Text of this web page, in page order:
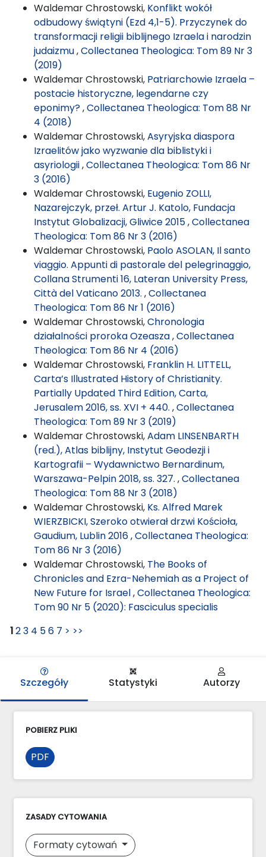
Waldemar Chrostowski, Konflikt wokół
odbudowy świątyni (Ezd 4,1-5). Przyczynek do
transformacji religii biblijnego Izraela i narodzin
judaizmu,Collectanea Theologica: Tom 89 Nr 3
(2019)
Waldemar Chrostowski, Patriarchowie Izraela –
postacie historyczne, legendarne czy
eponimy?,Collectanea Theologica: Tom 88 Nr
4 (2018)
Waldemar Chrostowski,Asyryjska diaspora
Izraelitów jako wyzwanie dla biblistyki i
asyriologii,Collectanea Theologica: Tom 86 Nr
3 (2016)
Waldemar Chrostowski, Eugenio ZOLLI,
Nazarejczyk, przeł. Artur J. Katolo, Fundacja
Instytut Globalizacji, Gliwice 2015,Collectanea
Theologica: Tom 86 Nr 3 (2016)
Waldemar Chrostowski, Paolo ASOLAN, Il santo
viaggio. Appunti di pastorale del pelegrinaggio,
Collana Strumenti 16, Lateran University Press,
Città del Vaticano 2013. ,Collectanea
Theologica: Tom 86 Nr 1 (2016)
Waldemar Chrostowski,Chronologia
działalności proroka Ozeasza,Collectanea
Theologica: Tom 86 Nr 4 (2016)
Waldemar Chrostowski, Franklin H. LITTELL,
Carta’s Illustrated History of Christianity.
Partially Updated Third Edition, Carta,
Jerusalem 2016, ss. XVI + 440. ,Collectanea
Theologica: Tom 89 Nr 3 (2019)
Waldemar Chrostowski,Adam LINSENBARTH
(red.), Atlas biblijny, Instytut Geodezji i
Kartografii – Wydawnictwo Bernardinum,
Warszawa-Pelpin 2018, ss. 327. ,Collectanea
Theologica: Tom 88 Nr 3 (2018)
Waldemar Chrostowski, Ks. Alfred Marek
WIERZBICKI, Szeroko otwierał drzwi Kościoła,
Gaudium, Lublin 2016,Collectanea Theologica:
Tom 86 Nr 3 (2016)
Waldemar Chrostowski, The Books of
Chronicles and Ezra-Nehemiah as a Project of
New Future for Israel,Collectanea Theologica:
Tom 90 Nr 5 (2020): Fasciculus specialis
123 4 56 7 > >>
Szczegóły Statystyki Autorzy
POBIERZ PLIKI
PDF
ZASADY CYTOWANIA
Formaty cytowań